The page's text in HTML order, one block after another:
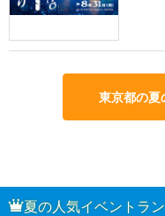
東京都の夏
夏の人気イベントラ